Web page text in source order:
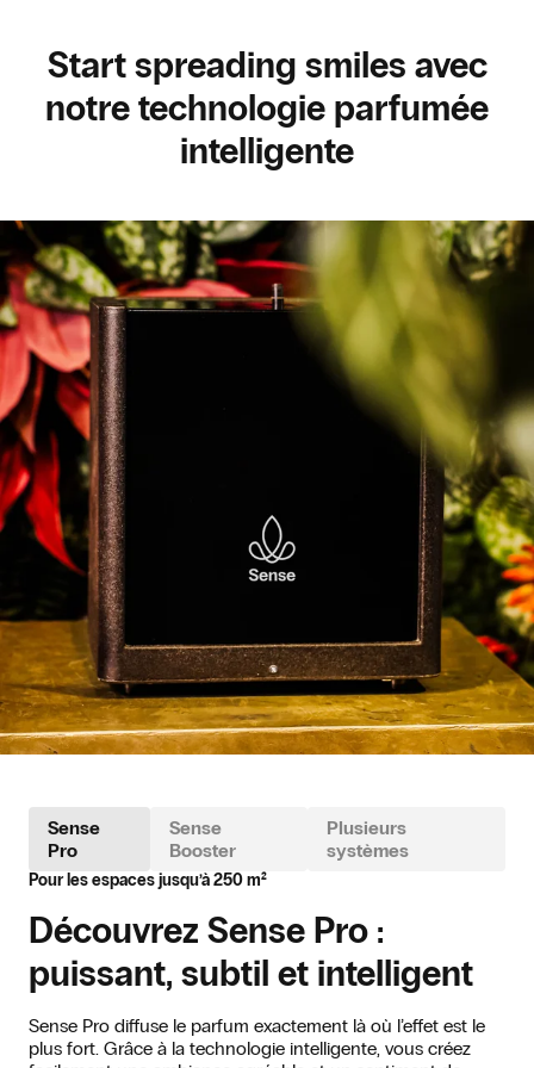
Start spreading smiles avec
notre technologie parfumée
intelligente
Pour les espaces jusqu’à 250 m²
Découvrez Sense Pro :
puissant, subtil et intelligent
Sense Pro diffuse le parfum exactement là où l’effet est le
plus fort. Grâce à la technologie intelligente, vous créez
Sense
Pro
Sense
Booster
Plusieurs
systèmes
Pour les espaces jusqu’à 500 m²
Faites place au Booster : la
puissance que vous
ressentez
Sense
Pro
Sense
Booster
Plusieurs
systèmes
Plusieurs systèmes de
diffusion
Chaque espace nécessite une approche spécifique. C’est
pourquoi nous proposons différents systèmes de diffusion
de parfum, adaptés à vos besoins et à votre
Sense
Pro
Sense
Booster
Plusieurs
systèmes